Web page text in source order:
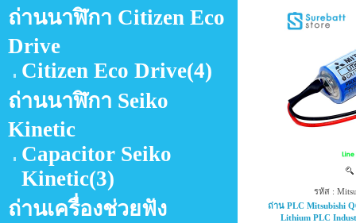
ถ่านนาฬิกา Citizen Eco
Drive
Citizen Eco Drive(4)
ถ่านนาฬิกา Seiko
Kinetic
Capacitor Seiko
Kinetic(3)
ถ่านเครื่องช่วยฟัง
รหัส :
ถ่าน PLC Mitsubishi
Lithium PLC